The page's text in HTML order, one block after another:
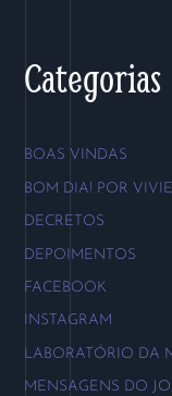
Categorias
BOAS VINDAS
BOM DIA! POR
DECRETOS
DEPOIMENTOS
FACEBOOK
INSTAGRAM
LABORATÓRIO DA
MENSAGENS DO